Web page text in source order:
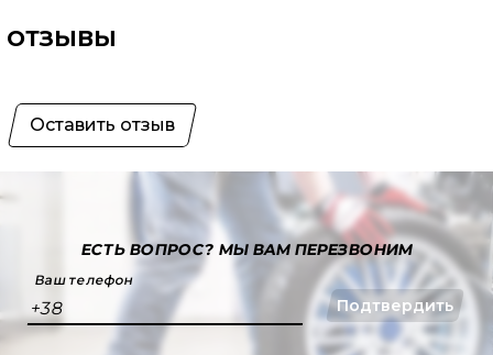
ОТЗЫВЫ
Оставить отзыв
ЕСТЬ ВОПРОС?МЫ ВАМ ПЕРЕЗВОНИМ
Ваш телефон
+38 Подтвердить